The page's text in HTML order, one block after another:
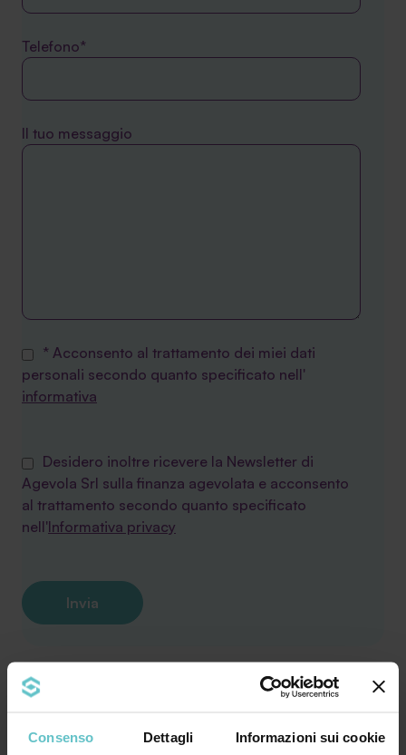
Consenso Dettagli Informazioni sui cookie
Telefono*
Il tuo messaggio
* Acconsento al trattamento dei miei dati
personali secondo quanto specificato nell'
informativa
Desidero inoltre ricevere la Newsletter di
Agevola Srl sulla finanza agevolata e acconsento
al trattamento secondo quanto specificato
nell'Informativa privacy